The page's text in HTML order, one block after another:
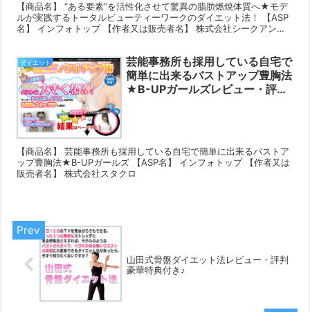
【商品名】 “ある要素”を活性化させて驚異の脂肪燃焼体質へ★モデ
ルが実践するトータルビューティーワークのダイエット法！ 【ASP
名】 インフォトップ 【作者又は販売者名】 株式会社シークアンド
ダイエット
芸能事務所も採用している自宅で
簡単に出来るバストアップ豊胸法
★B-UPガールズレビュー・評判
【商品名】 芸能事務所も採用している自宅で簡単に出来るバストア
ップ豊胸法★B-UPガールズ 【ASP名】 インフォトップ 【作者又は
販売者名】 株式会社スタクロ
山田式骨盤ダイエット法レビュー・評判
豪華特典付き♪